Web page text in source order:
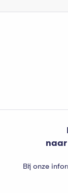
Bij onze